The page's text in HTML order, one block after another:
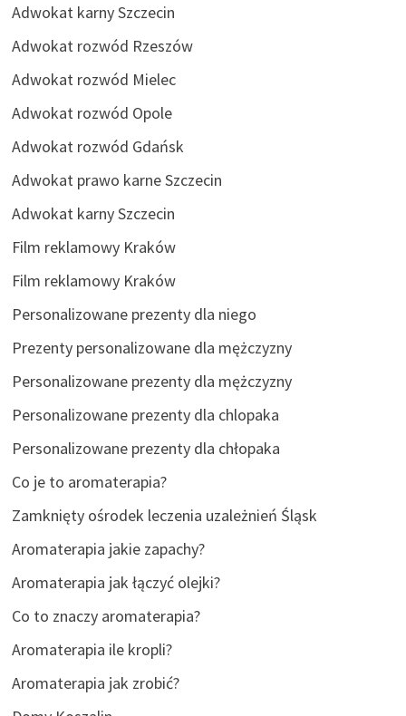
Adwokat karny Szczecin
Adwokat rozwód Rzeszów
Adwokat rozwód Mielec
Adwokat rozwód Opole
Adwokat rozwód Gdańsk
Adwokat prawo karne Szczecin
Adwokat karny Szczecin
Film reklamowy Kraków
Film reklamowy Kraków
Personalizowane prezenty dla niego
Prezenty personalizowane dla mężczyzny
Personalizowane prezenty dla mężczyzny
Personalizowane prezenty dla chlopaka
Personalizowane prezenty dla chłopaka
Co je to aromaterapia?
Zamknięty ośrodek leczenia uzależnień Śląsk
Aromaterapia jakie zapachy?
Aromaterapia jak łączyć olejki?
Co to znaczy aromaterapia?
Aromaterapia ile kropli?
Aromaterapia jak zrobić?